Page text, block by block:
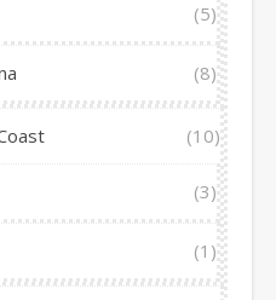
(5)
(8)
(10)
(3)
(1)